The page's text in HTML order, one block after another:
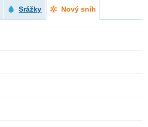
Srážky Nový sníh